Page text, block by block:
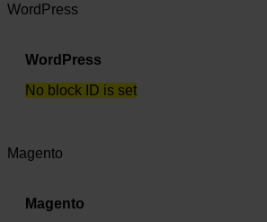
WordPress
WordPress
No block ID is set
Magento
Magento